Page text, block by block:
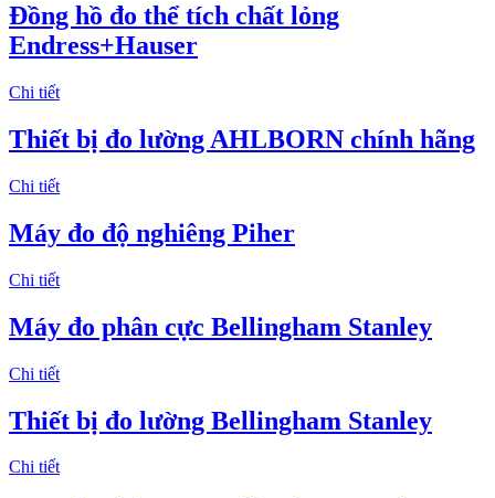
​Đồng hồ đo thể tích chất lỏng
Endress+Hauser
Chi tiết
Thiết bị đo lường AHLBORN chính hãng
Chi tiết
Máy đo độ nghiêng Piher
Chi tiết
Máy đo phân cực Bellingham Stanley
Chi tiết
Thiết bị đo lường Bellingham Stanley
Chi tiết